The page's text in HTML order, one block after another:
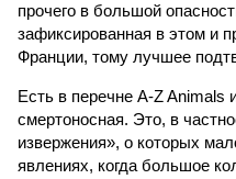
прочего в большой
зафиксированная в этом и
Франции, тому лучшее
Есть в перечне A-Z Animals
смертоносная. Это, в
извержения», о которых
явлениях, когда большое